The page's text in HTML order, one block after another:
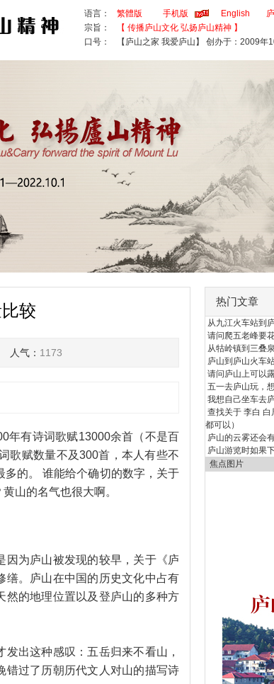
语言： 繁體版 手机版 English
宗旨：
【 传播庐山文化 弘扬庐山精神 】
口号：
【庐山之家 我爱庐山】 创办于：2009年
较
人气： 1173
年有诗词歌赋13000余首（不是百
歌赋数量不及300首，本人有些不
的。 谁能给个确切的数字，关于
山的名气也很大啊。
因为庐山被发现的较早，关于《庐
缮。庐山在中国的历史文化中占有
然的地理位置以及登庐山的多种方
出这种感叹：五岳归来不看山，
错过了历朝历代文人对山的描写诗
热门文章
从九江火车站到
请问爬五老峰要
从牯岭镇到三叠
庐山到庐山火车
请问庐山上可以
五一去庐山玩，
我想自己坐车去
查找关于 李白
都可以）
庐山的云雾还会
庐山游览时如果
焦点图片